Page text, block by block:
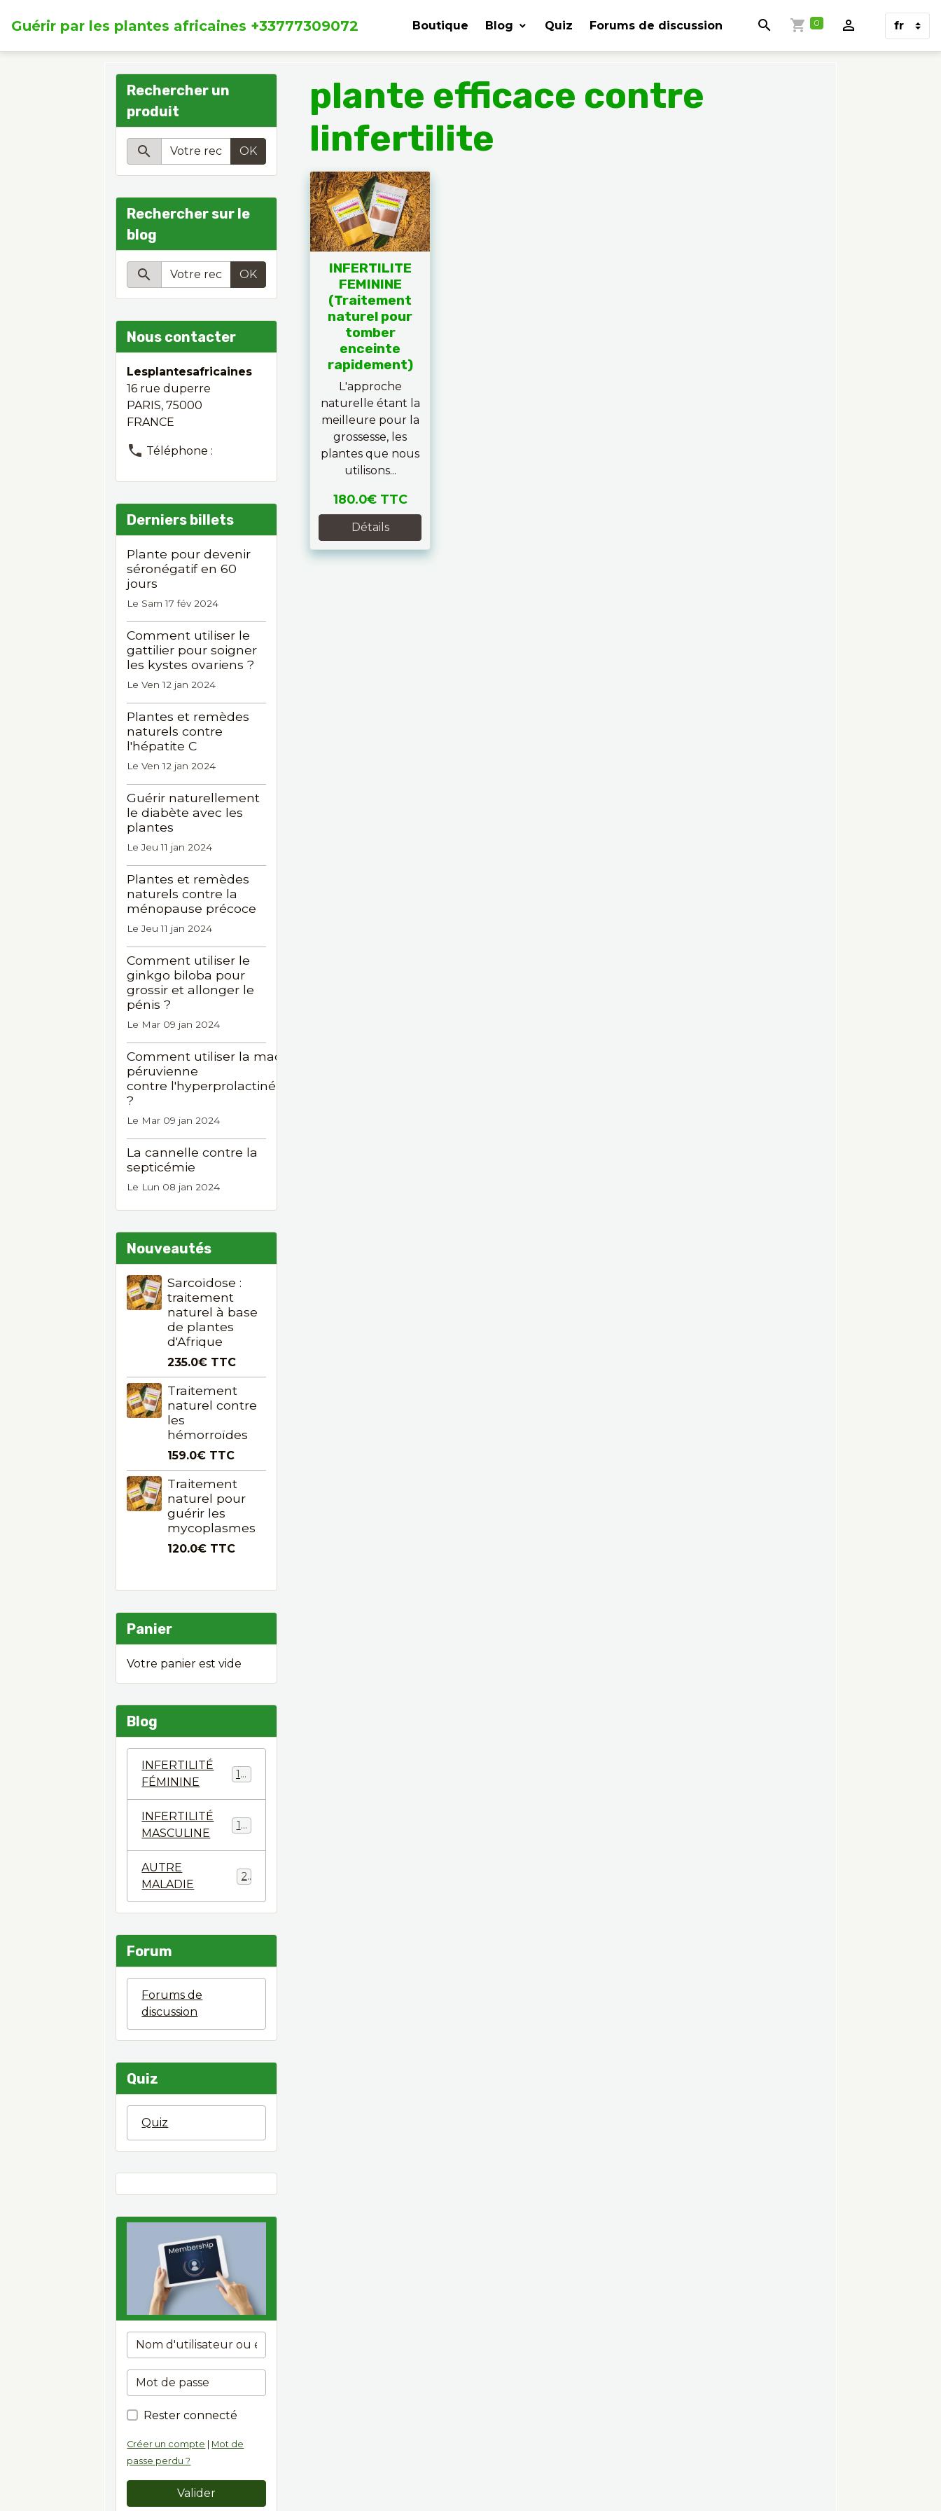
Guérir par les plantes africaines +33777309072 Boutique Blog Quiz Forums de discussion 0
plante efficace contre
linfertilite
INFERTILITE
FEMININE
(Traitement
naturel pour
tomber
enceinte
rapidement)
L'approche
naturelle étant la
meilleure pour la
grossesse, les
plantes que nous
utilisons...
180.0€ TTC
Détails
Rechercher un
produit
OK
Rechercher sur le
blog
OK
Nous contacter
Lesplantesafricaines
16 rue duperre
PARIS, 75000
FRANCE
Téléphone :
Derniers billets
Plante pour devenir
séronégatif en 60
jours
Le Sam 17 fév 2024
Comment utiliser le
gattilier pour soigner
les kystes ovariens ?
Le Ven 12 jan 2024
Plantes et remèdes
naturels contre
l'hépatite C
Le Ven 12 jan 2024
Guérir naturellement
le diabète avec les
plantes
Le Jeu 11 jan 2024
Plantes et remèdes
naturels contre la
ménopause précoce
Le Jeu 11 jan 2024
Comment utiliser le
ginkgo biloba pour
grossir et allonger le
pénis ?
Le Mar 09 jan 2024
Comment utiliser la maca
péruvienne
contre l'hyperprolactinémie
?
Le Mar 09 jan 2024
La cannelle contre la
septicémie
Le Lun 08 jan 2024
Nouveautés
Sarcoïdose :
traitement
naturel à base
de plantes
d'Afrique
235.0€ TTC
Traitement
naturel contre
les
hémorroïdes
159.0€ TTC
Traitement
naturel pour
guérir les
mycoplasmes
120.0€ TTC
Panier
Votre panier est vide
Blog
INFERTILITÉ
FÉMININE
124
INFERTILITÉ
MASCULINE
144
AUTRE
MALADIE
2
Forum
Forums de
discussion
Quiz
Quiz
Rester connecté
Créer un compte | Mot de
passe perdu ?
Valider